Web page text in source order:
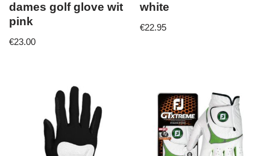
dames golf glove wit
pink
€23.00
white
€22.95